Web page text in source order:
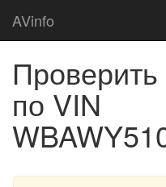
AVinfo
по VIN